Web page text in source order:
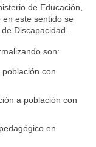
de Educación,
este sentido se
Discapacidad.
son:
con
a población con
en